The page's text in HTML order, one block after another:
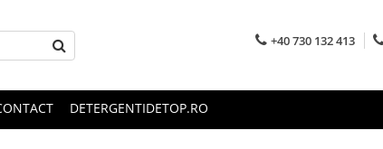
+40 730 132 413
DETERGENTIDETOP.RO